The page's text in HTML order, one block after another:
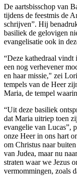
De aartsbisschop van
tijdens de feestmis de
schrijven”. Hij
basiliek de gelovigen
evangelisatie ook in
“Deze kathedraal vindt
een nog verhevener
en haar missie," zei
tempels van de Heer
Maria, de tempel
“Uit deze basiliek
dat Maria uitriep toen
evangelie van Lucas”,
onze Heer in ons hart
om Christus naar
van Judea, maar nu
straten waar we Jezus
vermommingen, zoals